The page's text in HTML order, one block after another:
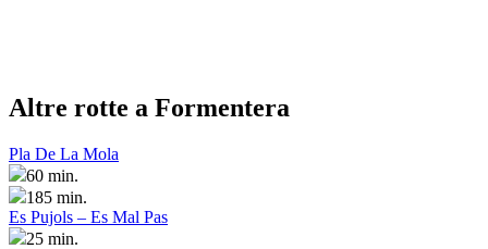
Altre rotte a Formentera
Pla De La Mola
60 min.
185 min.
Es Pujols – Es Mal Pas
25 min.